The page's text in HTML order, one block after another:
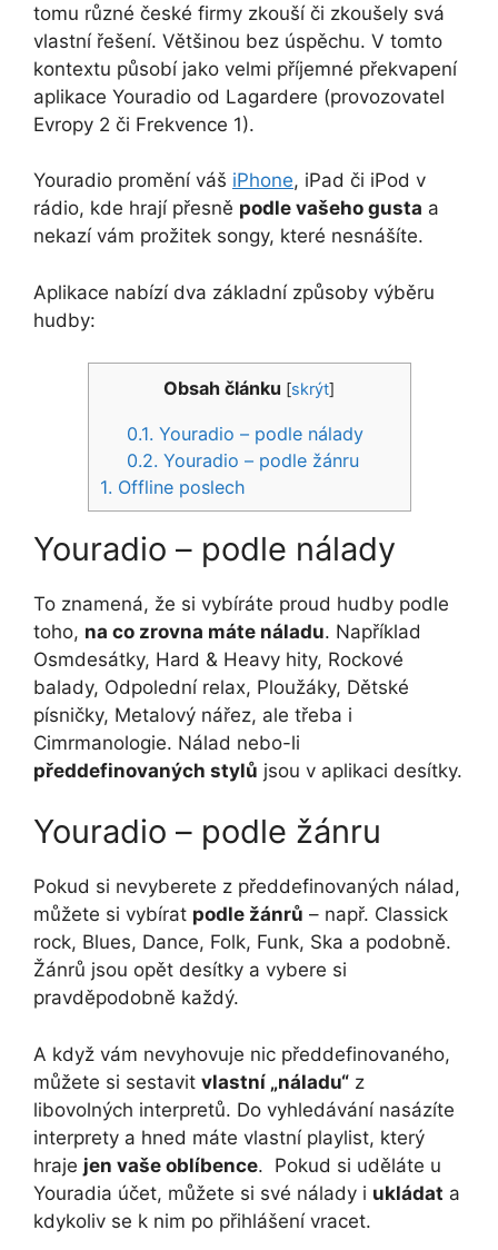
tomu různé české firmy zkouší či zkoušely svá
vlastní řešení. Většinou bez úspěchu. V tomto
kontextu působí jako velmi příjemné překvapení
aplikace Youradio od Lagardere (provozovatel
Evropy 2 či Frekvence 1).
Youradio promění váš iPhone, iPad či iPod v
rádio, kde hrají přesně podle vašeho gusta a
nekazí vám prožitek songy, které nesnášíte.
Aplikace nabízí dva základní způsoby výběru
hudby:
Obsah článku [skrýt]
0.1. Youradio – podle nálady
0.2. Youradio – podle žánru
1. Offline poslech
Youradio – podle nálady
To znamená, že si vybíráte proud hudby podle
toho, na co zrovna máte náladu. Například
Osmdesátky, Hard & Heavy hity, Rockové
balady, Odpolední relax, Ploužáky, Dětské
písničky, Metalový nářez, ale třeba i
Cimrmanologie. Nálad nebo-li
předdefinovaných stylů jsou v aplikaci desítky.
Youradio – podle žánru
Pokud si nevyberete z předdefinovaných nálad,
můžete si vybírat podle žánrů – např. Classick
rock, Blues, Dance, Folk, Funk, Ska a podobně.
Žánrů jsou opět desítky a vybere si
pravděpodobně každý.
A když vám nevyhovuje nic předdefinovaného,
můžete si sestavit vlastní „náladu“ z
libovolných interpretů. Do vyhledávání nasázíte
interprety a hned máte vlastní playlist, který
hraje jen vaše oblíbence. Pokud si uděláte u
Youradia účet, můžete si své nálady i ukládat a
kdykoliv se k nim po přihlášení vracet.